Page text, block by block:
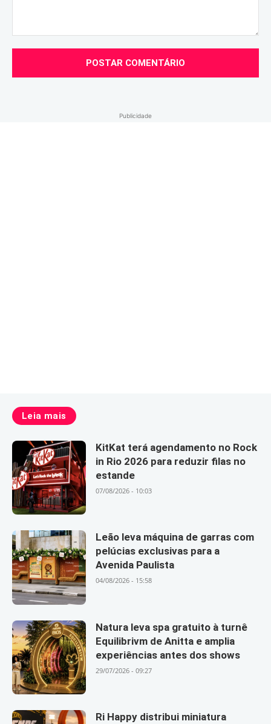
Publicidade
Leia mais
KitKat terá agendamento no Rock
in Rio 2026 para reduzir filas no
estande
07/08/2026 - 10:03
Leão leva máquina de garras com
pelúcias exclusivas para a
Avenida Paulista
04/08/2026 - 15:58
Natura leva spa gratuito à turnê
Equilibrivm de Anitta e amplia
experiências antes dos shows
29/07/2026 - 09:27
Ri Happy distribui miniatura